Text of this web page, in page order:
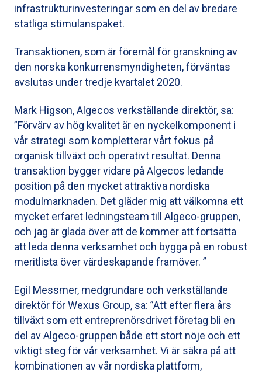
infrastrukturinvesteringar som en del av bredare
statliga stimulanspaket.
Transaktionen, som är föremål för granskning av
den norska konkurrensmyndigheten, förväntas
avslutas under tredje kvartalet 2020.
Mark Higson, Algecos verkställande direktör, sa:
”Förvärv av hög kvalitet är en nyckelkomponent i
vår strategi som kompletterar vårt fokus på
organisk tillväxt och operativt resultat. Denna
transaktion bygger vidare på Algecos ledande
position på den mycket attraktiva nordiska
modulmarknaden. Det gläder mig att välkomna ett
mycket erfaret ledningsteam till Algeco-gruppen,
och jag är glada över att de kommer att fortsätta
att leda denna verksamhet och bygga på en robust
meritlista över värdeskapande framöver. ”
Egil Messmer, medgrundare och verkställande
direktör för Wexus Group, sa: ”Att efter flera års
tillväxt som ett entreprenörsdrivet företag bli en
del av Algeco-gruppen både ett stort nöje och ett
viktigt steg för vår verksamhet. Vi är säkra på att
kombinationen av vår nordiska plattform,